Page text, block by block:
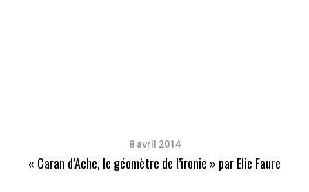
8 avril 2014
« Caran d’Ache, le géomètre de l’ironie » par Elie Faure